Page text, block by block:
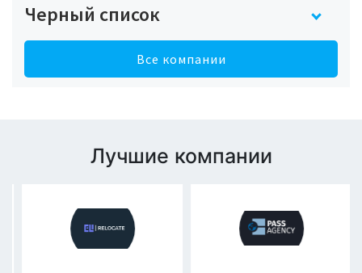
Черный список
Все компании
Лучшие компании